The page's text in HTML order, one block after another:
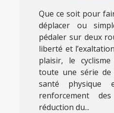
Que ce soit pour
déplacer ou
pédaler sur deux
liberté et
plaisir, le
toute une série
santé physique
renforcement
réduction du...